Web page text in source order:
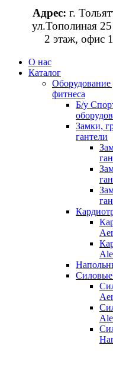
Адрес: г.
ул.Тополиная
2 этаж, офис 1
О нас
Каталог
Оборудование
фитнеса
Б/у
Замки,
гантели